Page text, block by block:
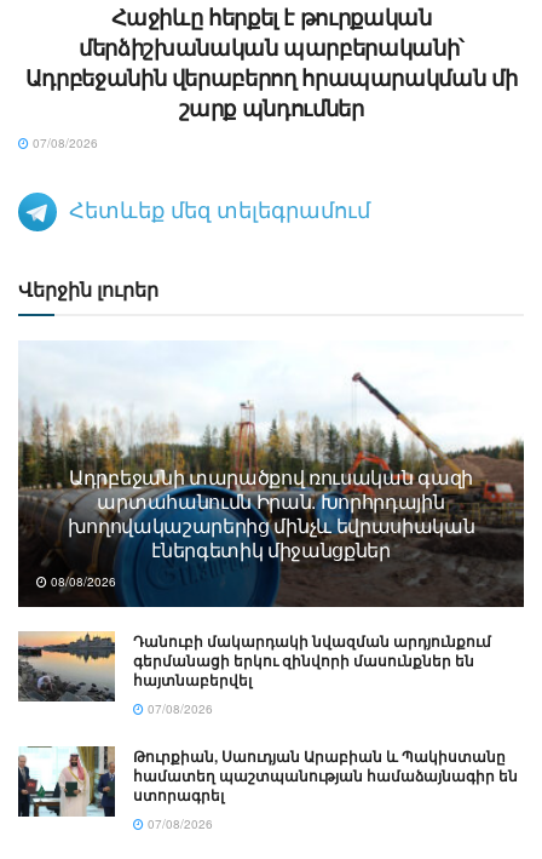
Հաջիևը հերքել է թուրքական
մերձիշխանական պարբերականի՝
Ադրբեջանին վերաբերող հրապարակման մի
շարք պնդումներ
07/08/2026
Հետևեք մեզ տելեգրամում
Վերջին լուրեր
Ադրբեջանի տարածքով ռուսական գազի
արտահանումն Իրան. Խորհրդային
խողովակաշարերից մինչև եվրասիական
էներգետիկ միջանցքներ
08/08/2026
Դանուբի մակարդակի նվազման արդյունքում
գերմանացի երկու զինվորի մասունքներ են
հայտնաբերվել
07/08/2026
Թուրքիան, Սաուդյան Արաբիան և Պակիստանը
համատեղ պաշտպանության համաձայնագիր են
ստորագրել
07/08/2026